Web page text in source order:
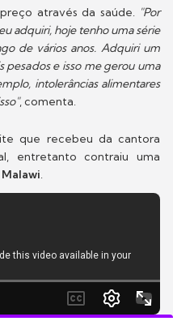
através da saúde. "Por
adquiri, hoje tenho uma série
de vários anos. Adquiri um
e isso me gerou uma
intolerâncias alimentares
, comenta.
que recebeu da cantora
entretanto contraiu uma
Malawi.